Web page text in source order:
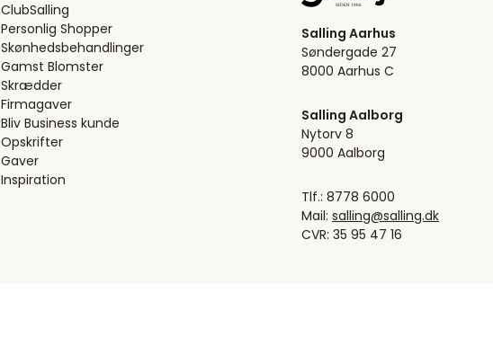
ClubSalling
Personlig Shopper
Skønhedsbehandlinger
Gamst Blomster
Skrædder
Firmagaver
Bliv Business kunde
Opskrifter
Gaver
Inspiration
Salling Aarhus
Søndergade 27
8000 Aarhus C
Salling Aalborg
Nytorv 8
9000 Aalborg
Tlf.: 8778 6000
Mail: salling@salling.dk
CVR: 35 95 47 16